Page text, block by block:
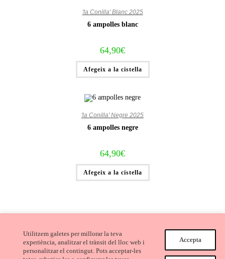
Utilitzem galetes per millorar la teva
experiència, analitzar el trànsit del lloc web i
personalitzar el contingut. Pots acceptar-les
Accepta
'la Conilla' Blanc 2025
6 ampolles blanc
64,90€
Afegeix a la cistella
'la Conilla' Negre 2025
6 ampolles negre
64,90€
Afegeix a la cistella
Avís Legal i Condicions de compra Cookies